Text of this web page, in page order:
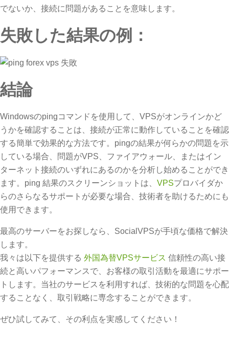
でないか、接続に問題があることを意味します。
失敗した結果の例：
結論
Windowsのpingコマンドを使用して、VPSがオンラインかど
うかを確認することは、接続が正常に動作していることを確認
する簡単で効果的な方法です。pingの結果が何らかの問題を示
している場合、問題がVPS、ファイアウォール、またはイン
ターネット接続のいずれにあるのかを分析し始めることができ
ます。ping 結果のスクリーンショットは、 VPSプロバイダか
らのさらなるサポートが必要な場合、技術者を助けるためにも
使用できます。
最高のサーバーをお探しなら、SocialVPSが手頃な価格で解決
します。
我々は以下を提供する 外国為替VPSサービス 信頼性の高い接
続と高いパフォーマンスで、お客様の取引活動を最適にサポー
トします。当社のサービスを利用すれば、技術的な問題を心配
することなく、取引戦略に専念することができます。
ぜひ試してみて、その利点を実感してください！